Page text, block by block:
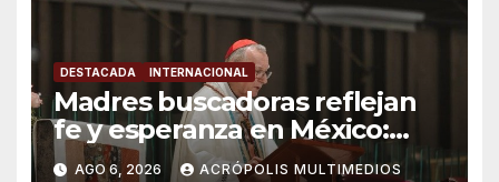
DESTACADA INTERNACIONAL
Madres buscadoras reflejan
fe y esperanza en México:
Parolin
AGO 6, 2026 ACRÓPOLIS MULTIMEDIOS